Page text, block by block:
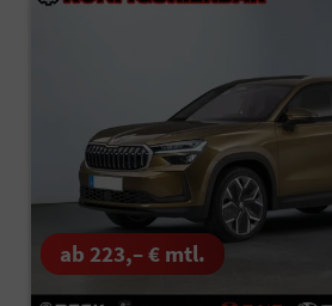
ab 223,– € mtl.